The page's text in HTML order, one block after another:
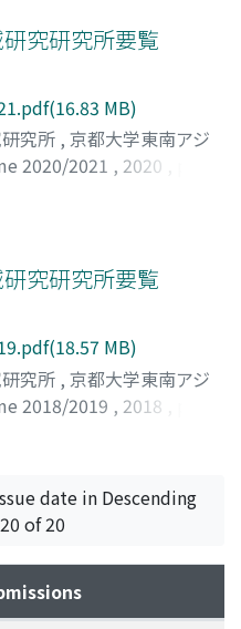
究研究所要覧
MB)
究所 , 京都大学東南アジ
2020/2021 , 2020
究研究所要覧
MB)
究所 , 京都大学東南アジ
2018/2019 , 2018
date in Descending
of 20